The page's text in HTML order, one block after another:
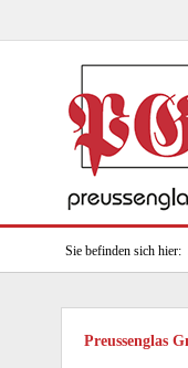
Sie befinden sich hier:
Preussenglas